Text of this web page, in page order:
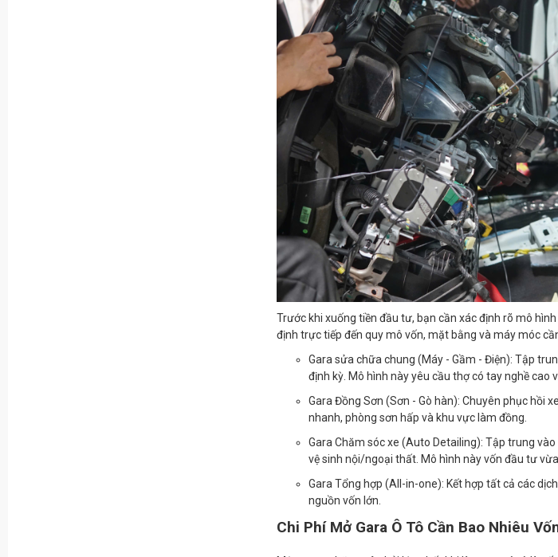
Trước khi xuống tiền đầu tư, bạn cần xác định rõ mô
định trực tiếp đến quy mô vốn, mặt bằng và máy móc
Gara sửa chữa chung (Máy - Gầm - Điện): Tập
định kỳ. Mô hình này yêu cầu thợ có tay nghề cao
Gara Đồng Sơn (Sơn - Gò hàn): Chuyên phục hồi
nhanh, phòng sơn hấp và khu vực làm đồng.
Gara Chăm sóc xe (Auto Detailing): Tập trung
vệ sinh nội/ngoại thất. Mô hình này vốn đầu tư
Gara Tổng hợp (All-in-one): Kết hợp tất cả các
nguồn vốn lớn.
Chi Phí Mở Gara Ô Tô Cần Bao Nhiêu